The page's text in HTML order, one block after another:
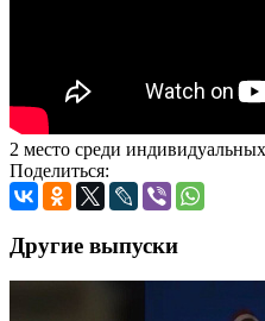
2 место среди
Поделиться:
Другие выпуски